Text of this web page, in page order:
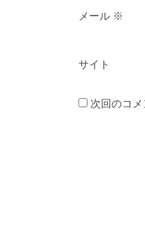
メール ※
サイト
次回のコ